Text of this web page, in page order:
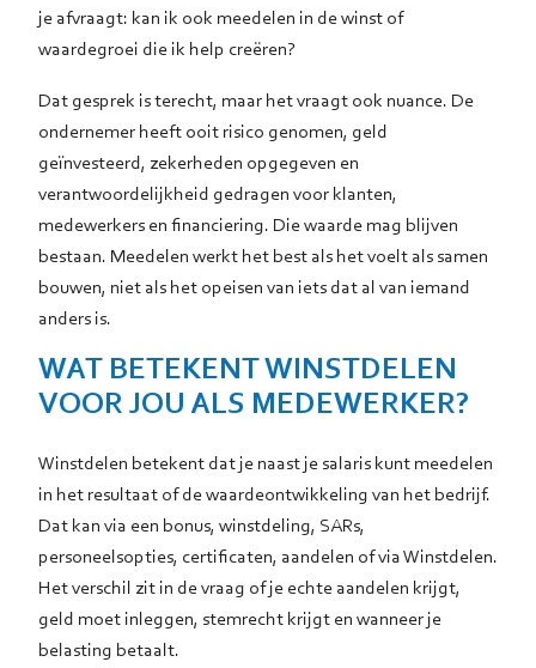
je afvraagt: kan ik ook meedelen in de winst of
waardegroei die ik help creëren?
Dat gesprek is terecht, maar het vraagt ook nuance. De
ondernemer heeft ooit risico genomen, geld
geïnvesteerd, zekerheden opgegeven en
verantwoordelijkheid gedragen voor klanten,
medewerkers en financiering. Die waarde mag blijven
bestaan. Meedelen werkt het best als het voelt als samen
bouwen, niet als het opeisen van iets dat al van iemand
anders is.
WAT BETEKENT WINSTDELEN
VOOR JOU ALS MEDEWERKER?
Winstdelen betekent dat je naast je salaris kunt meedelen
in het resultaat of de waardeontwikkeling van het bedrijf.
Dat kan via een bonus, winstdeling, SARs,
personeelsopties, certificaten, aandelen of via Winstdelen.
Het verschil zit in de vraag of je echte aandelen krijgt,
geld moet inleggen, stemrecht krijgt en wanneer je
belasting betaalt.